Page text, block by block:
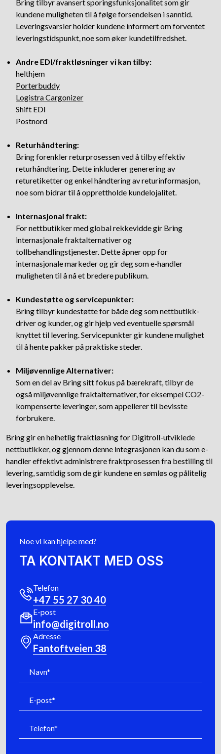
Bring tilbyr avansert sporingsfunksjonalitet som gir
kundene muligheten til å følge forsendelsen i sanntid.
Leveringsvarsler holder kundene informert om forventet
leveringstidspunkt, noe som øker kundetilfredshet.
Andre EDI/fraktløsninger vi kan tilby:
helthjem
Porterbuddy
Logistra Cargonizer
Shift EDI
Postnord
Returhåndtering:
Bring forenkler returprosessen ved å tilby effektiv
returhåndtering. Dette inkluderer generering av
returetiketter og enkel håndtering av returinformasjon,
noe som bidrar til å opprettholde kundelojalitet.
Internasjonal frakt:
For nettbutikker med global rekkevidde gir Bring
internasjonale fraktalternativer og
tollbehandlingstjenester. Dette åpner opp for
internasjonale markeder og gir deg som e-handler
muligheten til å nå et bredere publikum.
Kundestøtte og servicepunkter:
Bring tilbyr kundestøtte for både deg som nettbutikk-
driver og kunder, og gir hjelp ved eventuelle spørsmål
knyttet til levering. Servicepunkter gir kundene mulighet
til å hente pakker på praktiske steder.
Miljøvennlige Alternativer:
Som en del av Bring sitt fokus på bærekraft, tilbyr de
også miljøvennlige fraktalternativer, for eksempel CO2-
kompenserte leveringer, som appellerer til bevisste
forbrukere.
Bring gir en helhetlig fraktløsning for Digitroll-utviklede
nettbutikker, og gjennom denne integrasjonen kan du som e-
handler effektivt administrere fraktprosessen fra bestilling til
levering, samtidig som de gir kundene en sømløs og pålitelig
leveringsopplevelse.
Noe vi kan hjelpe med?
TA KONTAKT MED OSS
Telefon
+47 55 27 30 40
E-post
info@digitroll.no
Adresse
Fantoftveien 38